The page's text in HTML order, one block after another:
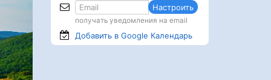
Настроить
получать уведомления на email
Добавить в Google Календарь